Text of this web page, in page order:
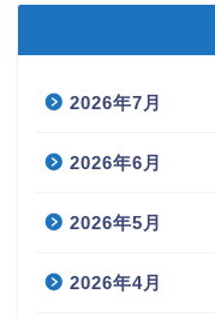
2026年7月
2026年6月
2026年5月
2026年4月